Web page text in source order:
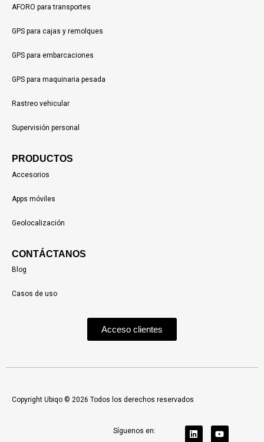
AFORO para transportes
GPS para cajas y remolques
GPS para embarcaciones
GPS para maquinaria pesada
Rastreo vehicular
Supervisión personal
PRODUCTOS
Accesorios
Apps móviles
Geolocalización
CONTÁCTANOS
Blog
Casos de uso
Acceso clientes
Copyright Ubiqo © 2026 Todos los derechos reservados
Síguenos en: